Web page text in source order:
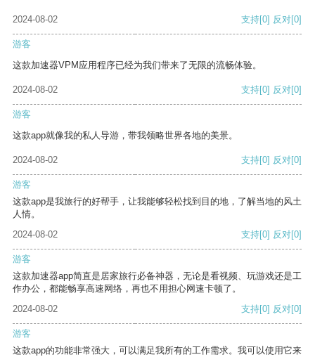
2024-08-02 支持[0] 反对[0]
游客
这款加速器VPM应用程序已经为我们带来了无限的流畅体验。
2024-08-02 支持[0] 反对[0]
游客
这款app就像我的私人导游，带我领略世界各地的美景。
2024-08-02 支持[0] 反对[0]
游客
这款app是我旅行的好帮手，让我能够轻松找到目的地，了解当地的风土
人情。
2024-08-02
支持[0] 反对[0]
游客
这款加速器app简直是居家旅行必备神器，无论是看视频、玩游戏还是工
作办公，都能畅享高速网络，再也不用担心网速卡顿了。
2024-08-02
支持[0] 反对[0]
游客
这款app的功能非常强大，可以满足我所有的工作需求。我可以使用它来